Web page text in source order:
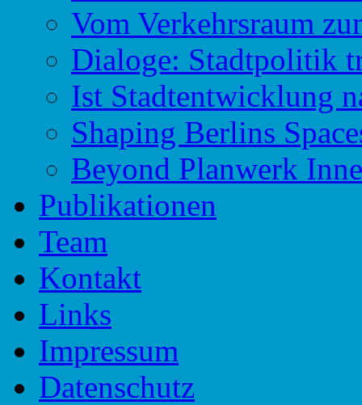
Vom Verkehrsraum
Dialoge: Stadtpolitik
Ist Stadtentwicklung
Shaping Berlins
Beyond Planwerk
Publikationen
Team
Kontakt
Links
Impressum
Datenschutz